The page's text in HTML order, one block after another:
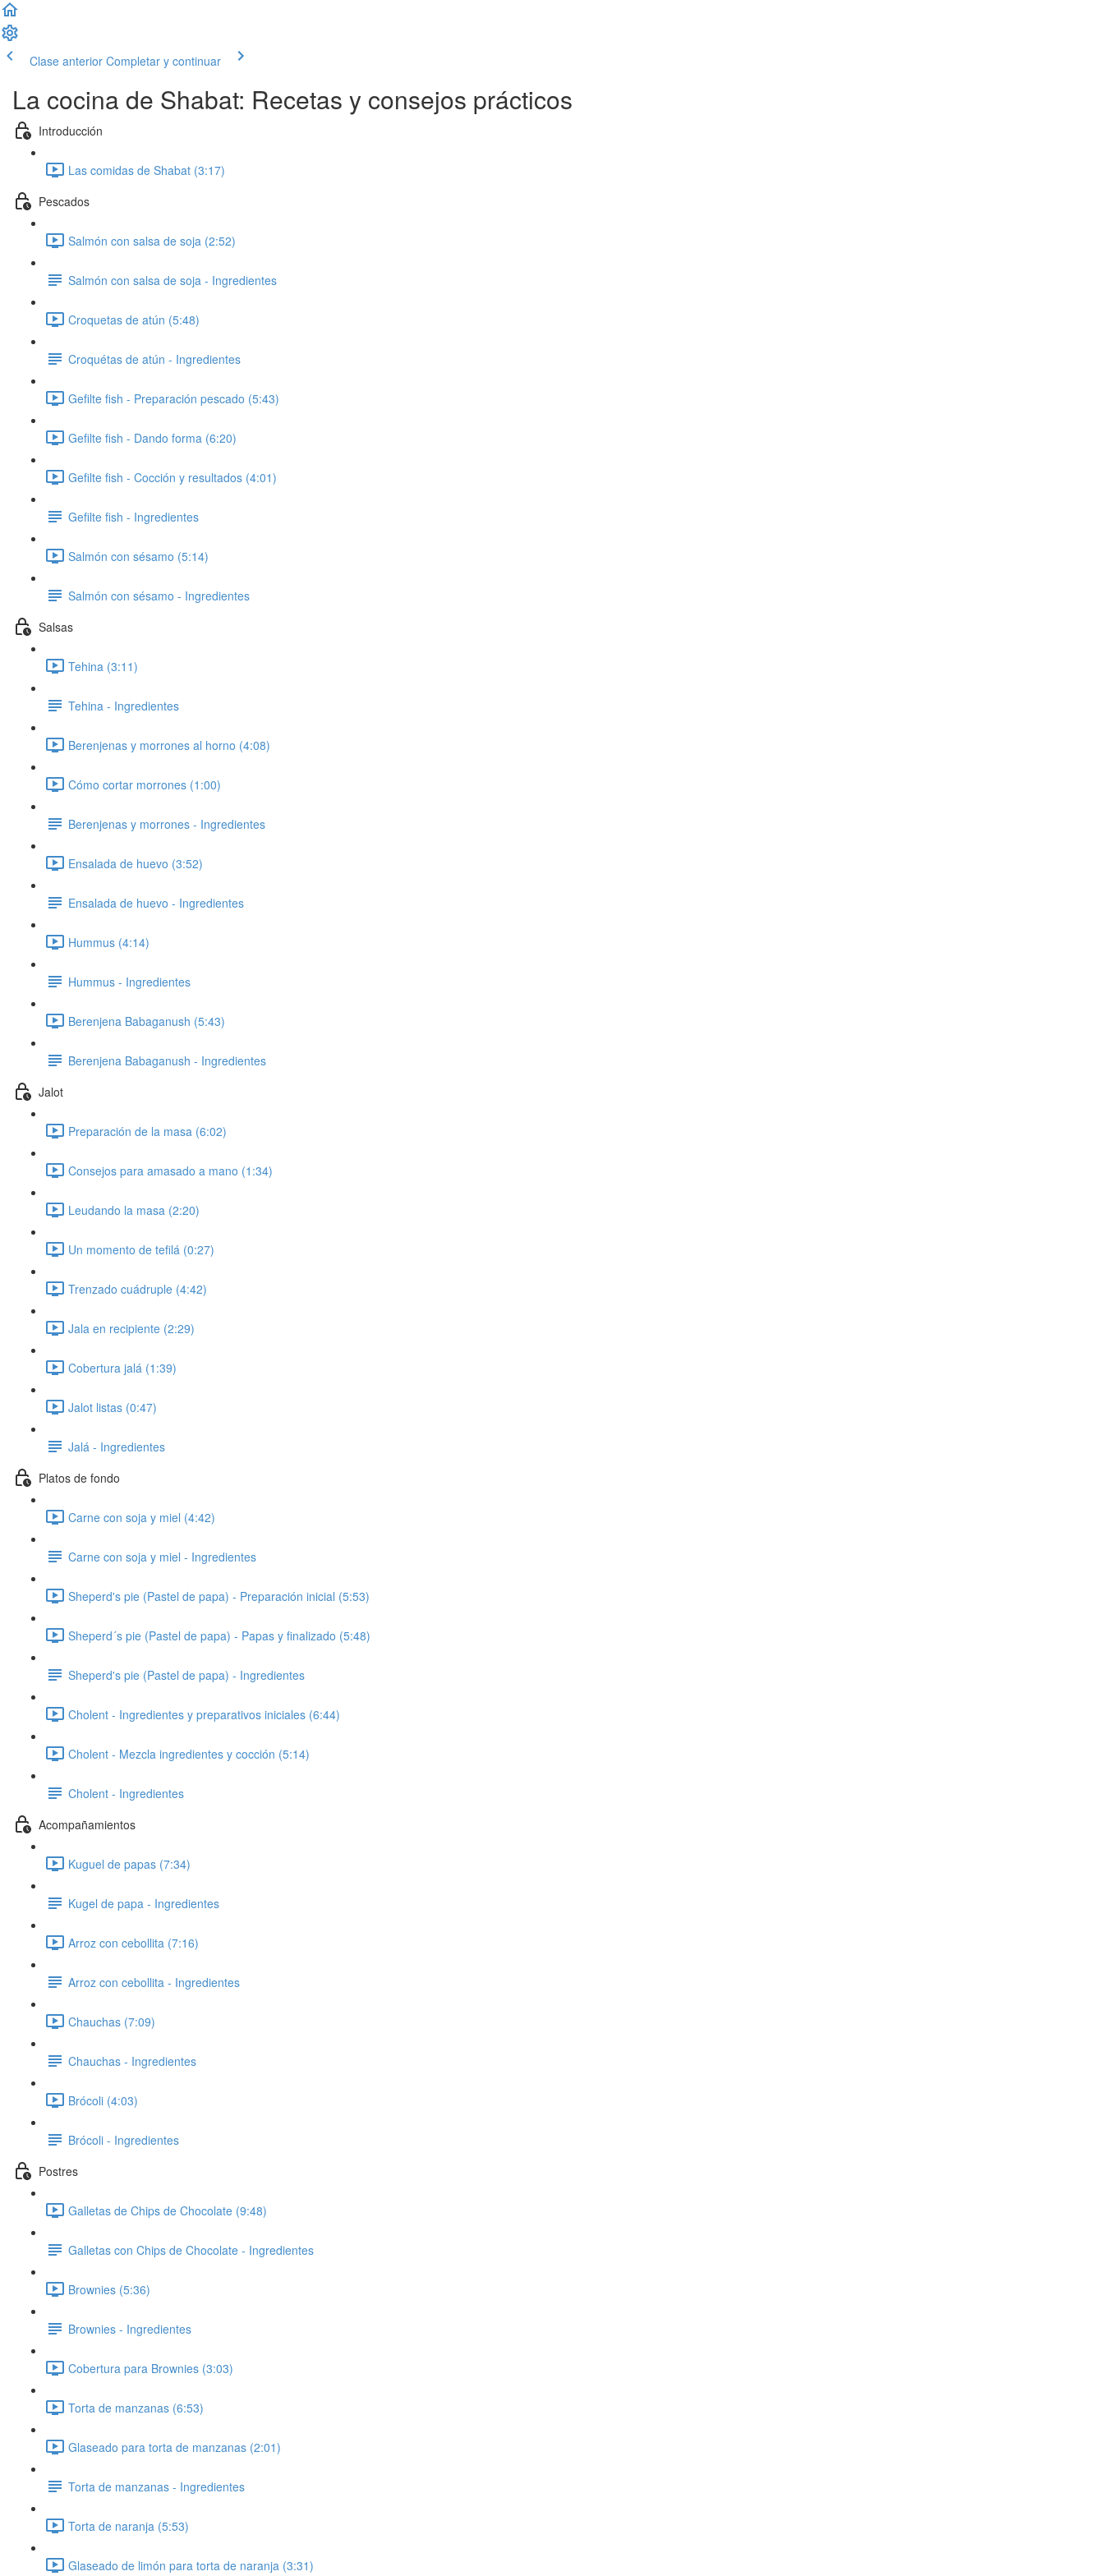
Clase anterior Completar y continuar
La cocina de Shabat: Recetas y consejos prácticos
Introducción
Las comidas de Shabat (3:17)
Pescados
Salmón con salsa de soja (2:52)
Salmón con salsa de soja - Ingredientes
Croquetas de atún (5:48)
Croquétas de atún - Ingredientes
Gefilte fish - Preparación pescado (5:43)
Gefilte fish - Dando forma (6:20)
Gefilte fish - Cocción y resultados (4:01)
Gefilte fish - Ingredientes
Salmón con sésamo (5:14)
Salmón con sésamo - Ingredientes
Salsas
Tehina (3:11)
Tehina - Ingredientes
Berenjenas y morrones al horno (4:08)
Cómo cortar morrones (1:00)
Berenjenas y morrones - Ingredientes
Ensalada de huevo (3:52)
Ensalada de huevo - Ingredientes
Hummus (4:14)
Hummus - Ingredientes
Berenjena Babaganush (5:43)
Berenjena Babaganush - Ingredientes
Jalot
Preparación de la masa (6:02)
Consejos para amasado a mano (1:34)
Leudando la masa (2:20)
Un momento de tefilá (0:27)
Trenzado cuádruple (4:42)
Jala en recipiente (2:29)
Cobertura jalá (1:39)
Jalot listas (0:47)
Jalá - Ingredientes
Platos de fondo
Carne con soja y miel (4:42)
Carne con soja y miel - Ingredientes
Sheperd's pie (Pastel de papa) - Preparación inicial (5:53)
Sheperd´s pie (Pastel de papa) - Papas y finalizado (5:48)
Sheperd's pie (Pastel de papa) - Ingredientes
Cholent - Ingredientes y preparativos iniciales (6:44)
Cholent - Mezcla ingredientes y cocción (5:14)
Cholent - Ingredientes
Acompañamientos
Kuguel de papas (7:34)
Kugel de papa - Ingredientes
Arroz con cebollita (7:16)
Arroz con cebollita - Ingredientes
Chauchas (7:09)
Chauchas - Ingredientes
Brócoli (4:03)
Brócoli - Ingredientes
Postres
Galletas de Chips de Chocolate (9:48)
Galletas con Chips de Chocolate - Ingredientes
Brownies (5:36)
Brownies - Ingredientes
Cobertura para Brownies (3:03)
Torta de manzanas (6:53)
Glaseado para torta de manzanas (2:01)
Torta de manzanas - Ingredientes
Torta de naranja (5:53)
Glaseado de limón para torta de naranja (3:31)